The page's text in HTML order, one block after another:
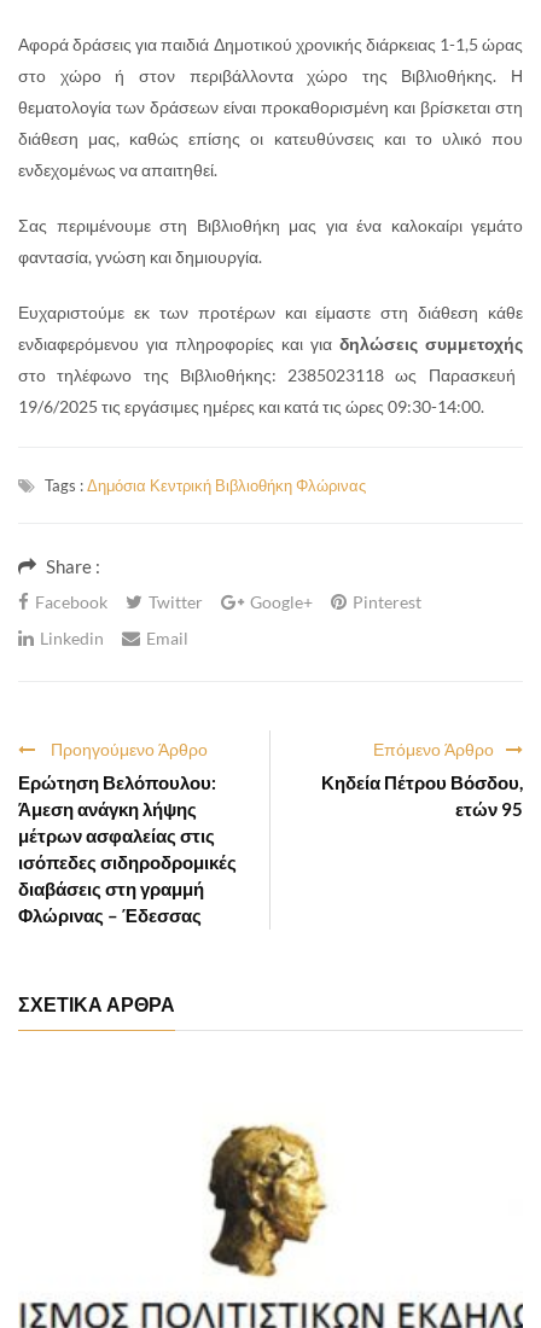
Αφορά δράσεις για παιδιά Δημοτικού χρονικής διάρκειας 1-1,5 ώρας
στο χώρο ή στον περιβάλλοντα χώρο της Βιβλιοθήκης. Η
θεματολογία των δράσεων είναι προκαθορισμένη και βρίσκεται στη
διάθεση μας, καθώς επίσης οι κατευθύνσεις και το υλικό που
ενδεχομένως να απαιτηθεί.
Σας περιμένουμε στη Βιβλιοθήκη μας για ένα καλοκαίρι γεμάτο
φαντασία, γνώση και δημιουργία.
Ευχαριστούμε εκ των προτέρων και είμαστε στη διάθεση κάθε
ενδιαφερόμενου για πληροφορίες και για δηλώσεις συμμετοχής
στο τηλέφωνο της Βιβλιοθήκης: 2385023118 ως Παρασκευή
19/6/2025 τις εργάσιμες ημέρες και κατά τις ώρες 09:30-14:00.
Tags :Δημόσια Κεντρική Βιβλιοθήκη Φλώρινας
Share :
Facebook Twitter Google+
Pinterest
Linkedin
Email
Επόμενο Άρθρο
Κηδεία Πέτρου Βόσδου,
ετών 95
Προηγούμενο Άρθρο
Ερώτηση Βελόπουλου:
Άμεση ανάγκη λήψης
μέτρων ασφαλείας στις
ισόπεδες σιδηροδρομικές
διαβάσεις στη γραμμή
Φλώρινας – Έδεσσας
ΣΧΕΤΙΚΑ ΑΡΘΡΑ